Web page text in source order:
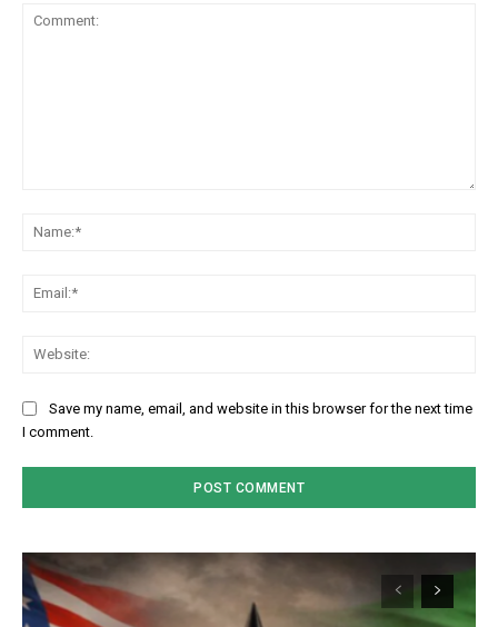
Save my name, email, and website in this browser for the next time
I comment.